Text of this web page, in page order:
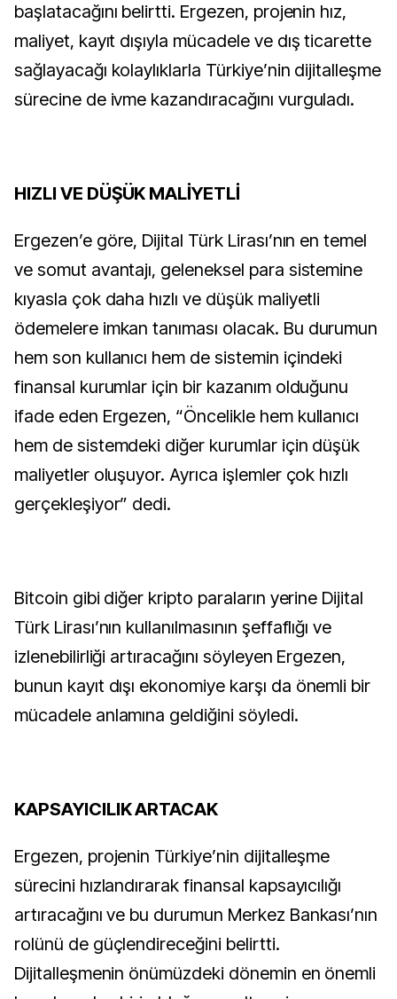
başlatacağını belirtti. Ergezen, projenin hız,
maliyet, kayıt dışıyla mücadele ve dış ticarette
sağlayacağı kolaylıklarla Türkiye’nin dijitalleşme
sürecine de ivme kazandıracağını vurguladı.
HIZLI VE DÜŞÜK MALİYETLİ
Ergezen’e göre, Dijital Türk Lirası’nın en temel
ve somut avantajı, geleneksel para sistemine
kıyasla çok daha hızlı ve düşük maliyetli
ödemelere imkan tanıması olacak. Bu durumun
hem son kullanıcı hem de sistemin içindeki
finansal kurumlar için bir kazanım olduğunu
ifade eden Ergezen, “Öncelikle hem kullanıcı
hem de sistemdeki diğer kurumlar için düşük
maliyetler oluşuyor. Ayrıca işlemler çok hızlı
gerçekleşiyor” dedi.
Bitcoin gibi diğer kripto paraların yerine Dijital
Türk Lirası’nın kullanılmasının şeffaflığı ve
izlenebilirliği artıracağını söyleyen Ergezen,
bunun kayıt dışı ekonomiye karşı da önemli bir
mücadele anlamına geldiğini söyledi.
KAPSAYICILIK ARTACAK
Ergezen, projenin Türkiye’nin dijitalleşme
sürecini hızlandırarak finansal kapsayıcılığı
artıracağını ve bu durumun Merkez Bankası’nın
rolünü de güçlendireceğini belirtti.
Dijitalleşmenin önümüzdeki dönemin en önemli